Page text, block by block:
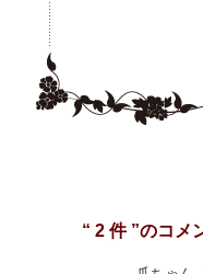
“ 2 件 ”のコメ